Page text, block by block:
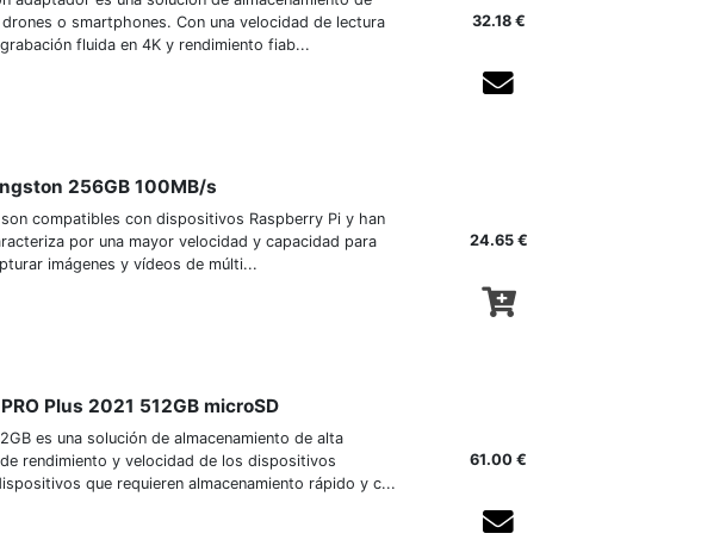
o smartphones. Con una velocidad de lectura
fluida en 4K y rendimiento fiab...
32.18 €
Agotado temporalmente
256GB 100MB/s
compatibles con dispositivos Raspberry Pi y han
por una mayor velocidad y capacidad para
imágenes y vídeos de múlti...
24.65 €
Plus 2021 512GB microSD
es una solución de almacenamiento de alta
rendimiento y velocidad de los dispositivos
que requieren almacenamiento rápido y c...
61.00 €
Agotado temporalmente